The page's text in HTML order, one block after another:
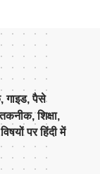
गाइड, पैसे
शिक्षा,
पर हिंदी में